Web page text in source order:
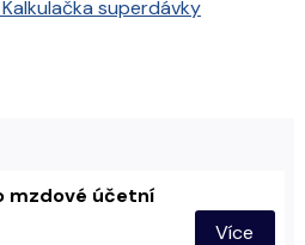
Kalkulačka superdávky
mzdové účetní
Více